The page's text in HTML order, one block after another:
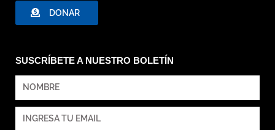
DONAR
SUSCRÍBETE A NUESTRO BOLETÍN